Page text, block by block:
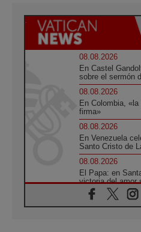
08.08.2026
En Castel
sobre el sermón
08.08.2026
En Colombia,
firma»
08.08.2026
En Venezuela
Santo Cristo de
08.08.2026
El Papa: en
victoria del amor
08.08.2026
León XIV